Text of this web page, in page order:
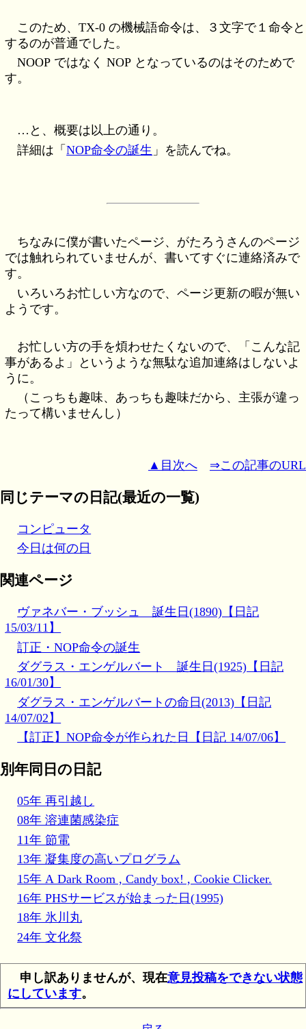
このため、TX-0 の機械語命令は、３文字で１命令と
するのが普通でした。
NOOP ではなく NOP となっているのはそのためで
す。
…と、概要は以上の通り。
詳細は「NOP命令の誕生 」を読んでね。
ちなみに僕が書いたページ、がたろうさんのページ
では触れられていませんが、書いてすぐに連絡済みで
す。
いろいろお忙しい方なので、ページ更新の暇が無い
ようです。
お忙しい方の手を煩わせたくないので、「こんな記
事があるよ」というような無駄な追加連絡はしないよ
うに。
（こっちも趣味、あっちも趣味だから、主張が違っ
たって構いませんし）
▲目次へ ⇒この記事のURL
同じテーマの日記(最近の一覧)
コンピュータ
今日は何の日
関連ページ
ヴァネバー・ブッシュ 誕生日(1890)【日記
15/03/11】
訂正・NOP命令の誕生
ダグラス・エンゲルバート 誕生日(1925)【日記
16/01/30】
ダグラス・エンゲルバートの命日(2013)【日記
14/07/02】
【訂正】NOP命令が作られた日【日記 14/07/06】
別年同日の日記
05年 再引越し
08年 溶連菌感染症
11年 節電
13年 凝集度の高いプログラム
15年 A Dark Room , Candy box! , Cookie Clicker.
16年 PHSサービスが始まった日(1995)
18年 氷川丸
24年 文化祭
申し訳ありませんが、現在意見投稿をできない状態
にしています。